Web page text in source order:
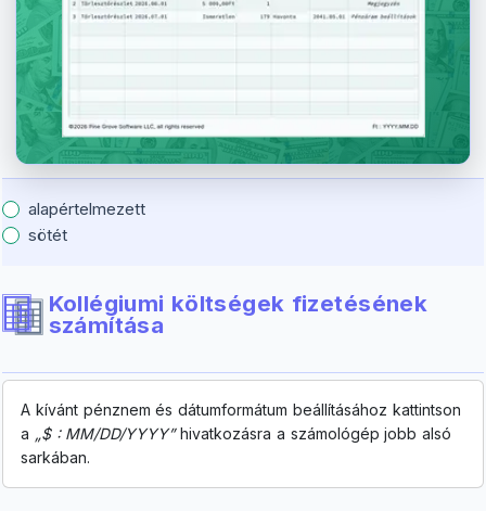
alapértelmezett
sötét
Kollégiumi költségek fizetésének
számítása
A kívánt pénznem és dátumformátum beállításához kattintson
a „$ : MM/DD/YYYY”hivatkozásra a számológép jobb alsó
sarkában.